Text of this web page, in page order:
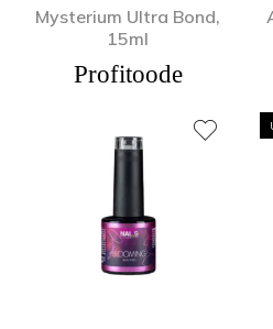
Mysterium Ultra Bond,
15ml
Profitoode